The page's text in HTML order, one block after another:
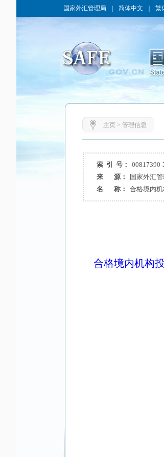
国家外汇管理局 简体中文 繁
主页> 管理信息
索 引 号：
来 源：
国家外汇
名 称：
合格境内
合格境内机构